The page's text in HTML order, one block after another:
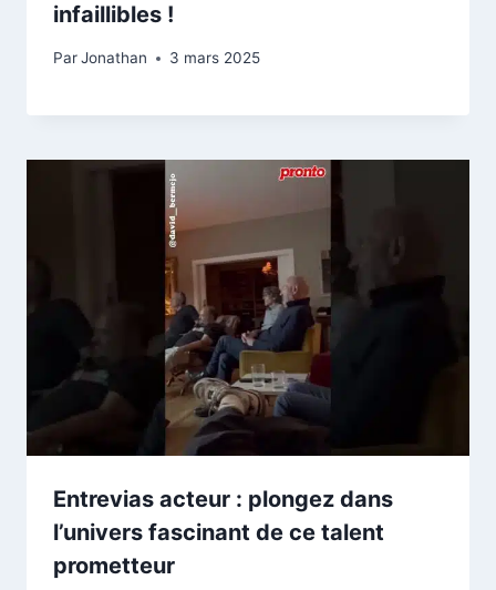
infaillibles !
ParJonathan 3 mars 2025
Entrevias acteur : plongez dans
l’univers fascinant de ce talent
prometteur